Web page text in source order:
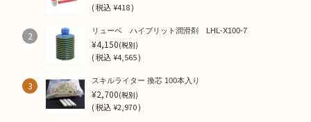
(税込¥418 )
2 リューベ ハイブリット潤滑剤 LHL-X100-7
¥4,150(税別)
(税込¥4,565 )
3 スキルライター 換芯 100本入り
¥2,700(税別)
(税込¥2,970 )